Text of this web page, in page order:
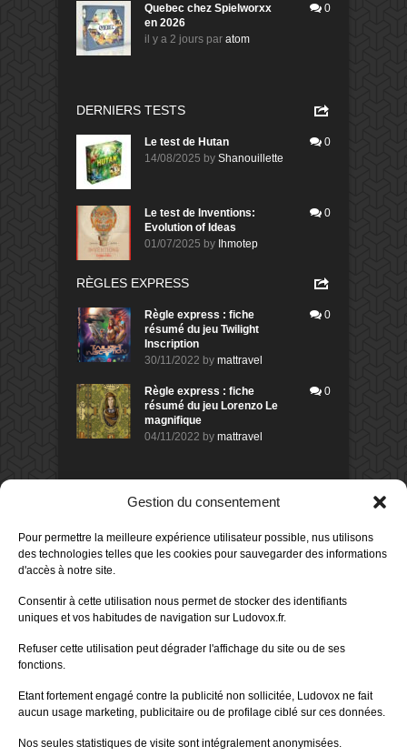
Gestion du consentement
Pour permettre la meilleure expérience utilisateur possible, nus utilisons
des technologies telles que les cookies pour sauvegarder des informations
d'accès à notre site.
Consentir à cette utilisation nous permet de stocker des identifiants
uniques et vos habitudes de navigation sur Ludovox.fr.
Refuser cette utilisation peut dégrader l'affichage du site ou de ses
fonctions.
Etant fortement engagé contre la publicité non sollicitée, Ludovox ne fait
aucun usage marketing, publicitaire ou de profilage ciblé sur ces données.
Nos seules statistiques de visite sont intégralement anonymisées.
Quebec chez Spielworxx
en 2026
il y a 2 jours par atom
0
DERNIERS TESTS
Le test de Hutan
14/08/2025 by Shanouillette
0
Le test de Inventions:
Evolution of Ideas
01/07/2025 by Ihmotep
0
RÈGLES EXPRESS
Règle express : fiche
résumé du jeu Twilight
Inscription
30/11/2022 by mattravel
0
Règle express : fiche
résumé du jeu Lorenzo Le
magnifique
04/11/2022 by mattravel
0
DERNIERS AVIS DES MEMBRES
Avis de
Sur le jeu Collect!
il y a 2 jours
Avis demorlockbob
Sur le jeu Detective Box - Ciao
Publié leil y a 3 jours
80%
Sur le jeu Detective Box - Ciao
Bella